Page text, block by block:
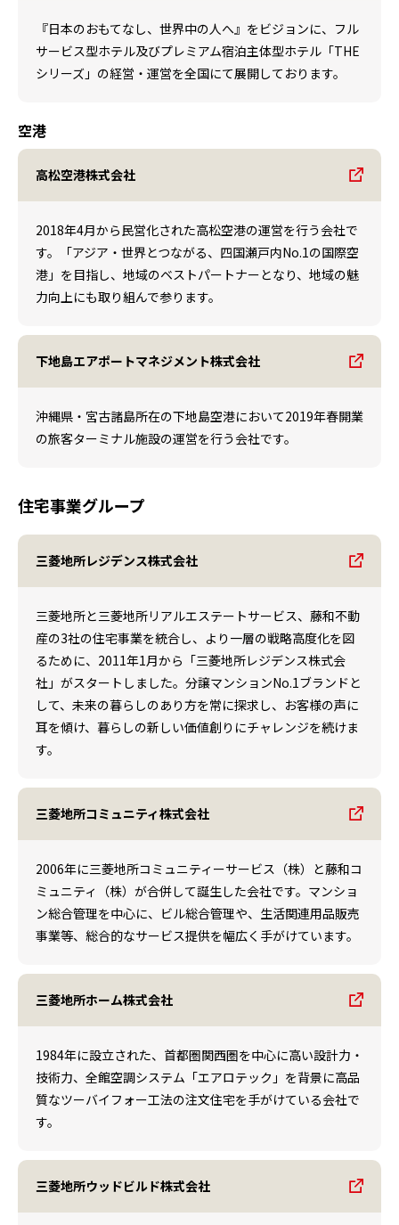
『日本のおもてなし、世界中の人へ』をビジョンに、フル
サービス型ホテル及びプレミアム宿泊主体型ホテル「THE
シリーズ」の経営・運営を全国にて展開しております。
空港
高松空港株式会社
2018年4月から民営化された高松空港の運営を行う会社で
す。「アジア・世界とつながる、四国瀬戸内No.1の国際空
港」を目指し、地域のベストパートナーとなり、地域の魅
力向上にも取り組んで参ります。
下地島エアポートマネジメント株式会社
沖縄県・宮古諸島所在の下地島空港において2019年春開業
の旅客ターミナル施設の運営を行う会社です。
住宅事業グループ
三菱地所レジデンス株式会社
三菱地所と三菱地所リアルエステートサービス、藤和不動
産の3社の住宅事業を統合し、より一層の戦略高度化を図
るために、2011年1月から「三菱地所レジデンス株式会
社」がスタートしました。分譲マンションNo.1ブランドと
して、未来の暮らしのあり方を常に探求し、お客様の声に
耳を傾け、暮らしの新しい価値創りにチャレンジを続けま
す。
三菱地所コミュニティ株式会社
2006年に三菱地所コミュニティーサービス（株）と藤和コ
ミュニティ（株）が合併して誕生した会社です。マンショ
ン総合管理を中心に、ビル総合管理や、生活関連用品販売
事業等、総合的なサービス提供を幅広く手がけています。
三菱地所ホーム株式会社
1984年に設立された、首都圏関西圏を中心に高い設計力・
技術力、全館空調システム「エアロテック」を背景に高品
質なツーバイフォー工法の注文住宅を手がけている会社で
す。
三菱地所ウッドビルド株式会社